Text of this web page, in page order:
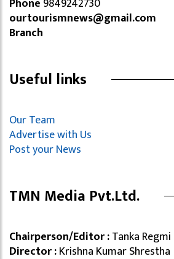
ourtourismnews@gmail.com
Branch
Useful links
Our Team
Advertise with Us
Post your News
TMN Media Pvt.Ltd.
Chairperson/Editor :Tanka Regmi
Director :Krishna Kumar Shrestha